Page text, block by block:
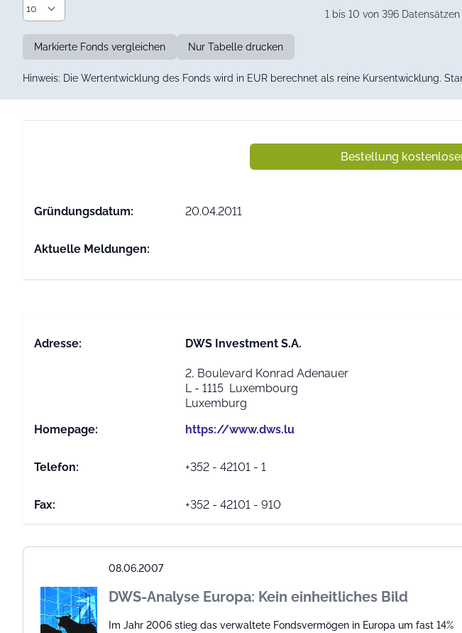
1 bis 10 von 396 Datensätzen
Markierte Fonds vergleichen Nur Tabelle drucken
Hinweis: Die Wertentwicklung des Fonds wird in EUR berechnet als reine Kursentwicklung.
Bestellung
Gründungs­datum: 20.04.2011
Aktuelle Meldungen:
Adresse: DWS Investment S.A.
2, Boulevard Konrad Adenauer
L - 1115 Luxembourg
Luxemburg
Homepage:
https://www.dws.lu
Telefon: +352 - 42101 - 1
Fax: +352 - 42101 - 910
08.06.2007
DWS-Analyse Europa: Kein einheitliches Bild
Im Jahr 2006 stieg das verwaltete Fondsvermögen in Europa um fast 14%